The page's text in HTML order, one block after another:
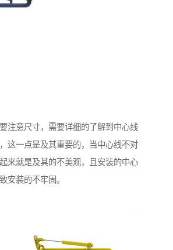
注意尺寸，需要详细的了解到中心线
这一点是及其重要的，当中心线不对
来就是及其的不美观，且安装的中心
安装的不牢固。